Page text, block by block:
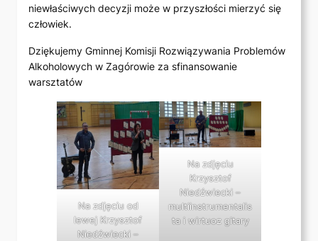
niewłaściwych decyzji może w przyszłości mierzyć się
człowiek.
Dziękujemy Gminnej Komisji Rozwiązywania Problemów
Alkoholowych w Zagórowie za sfinansowanie
warsztatów
Na zdjęciu od
lewej Krzysztof
Niedźwiecki –
Na zdjęciu
Krzysztof
Niedźwiecki –
multiinstrumentalis
ta i wirtuoz gitary